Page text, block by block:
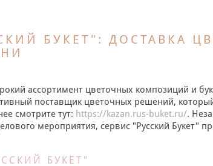
БУКЕТ": ДОСТАВКА
ассортимент цветочных композиций и
поставщик цветочных решений,
смотрите тут: https://kazan.rus-buket.ru/.
мероприятия, сервис "Русский Букет"
БУКЕТ"